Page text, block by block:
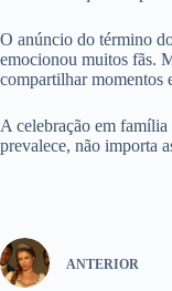
O anúncio do término
emocionou muitos fãs.
compartilhar momentos
A celebração em
prevalece, não importa
ANTERIOR